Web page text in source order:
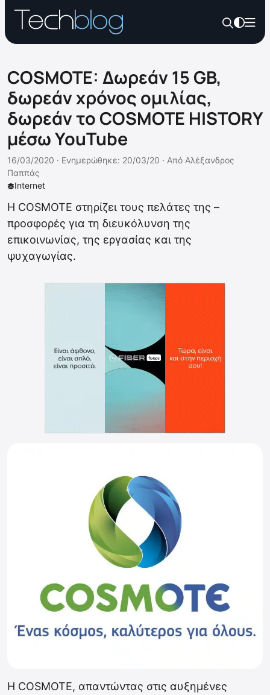
COSMOTE: Δωρεάν 15 GB,
δωρεάν χρόνος ομιλίας,
δωρεάν το COSMOTE HISTORY
μέσω YouTube
Internet
16/03/2020 · Ενημερώθηκε: 20/03/20 · Από Αλέξανδρος
Παππάς
H COSMOTE στηρίζει τους πελάτες της –
προσφορές για τη διευκόλυνση της
επικοινωνίας, της εργασίας και της
ψυχαγωγίας.
Η COSMOTE, απαντώντας στις αυξημένες